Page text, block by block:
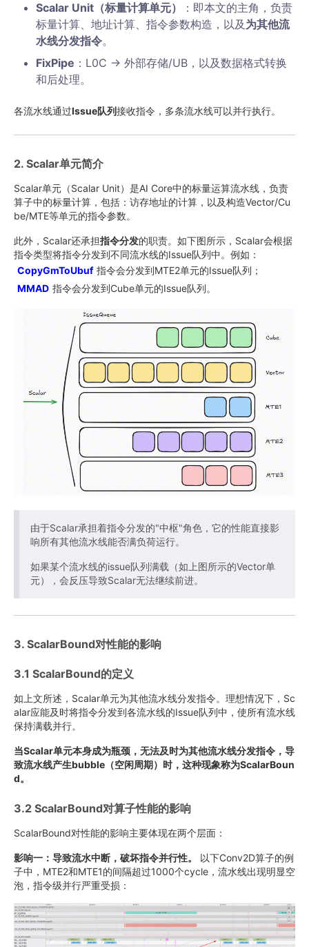
Scalar Unit（标量计算单元）
：即本文的主角，负责
标量计算、地址计算、指令参数构造，以及 为其他流
水线分发指令。
FixPipe ：L0C -> 外部存储/UB，以及数据格式转换
和后处理。
各流水线通过Issue队列接收指令，多条流水线可以并行执行。
2. Scalar单元简介
Scalar单元（Scalar Unit）是AI Core中的标量运算流水线，负责
算子中的标量计算，包括：访存地址的计算，以及构造Vector/Cu
be/MTE等单元的指令参数。
此外，Scalar还承担指令分发的职责。如下图所示，Scalar会根据
指令类型将指令分发到不同流水线的Issue队列中。例如：
CopyGmToUbuf 指令会分发到MTE2单元的Issue队列；
MMAD 指令会分发到Cube单元的Issue队列。
由于Scalar承担着指令分发的"中枢"角色，它的性能直接影
响所有其他流水线能否满负荷运行。
如果某个流水线的issue队列满载（如上图所示的Vector单
元），会反压导致Scalar无法继续前进。
3. ScalarBound对性能的影响
3.1 ScalarBound的定义
如上文所述，Scalar单元为其他流水线分发指令。理想情况下，Sc
alar应能及时将指令分发到各流水线的Issue队列中，使所有流水线
保持满载并行。
当Scalar单元本身成为瓶颈，无法及时为其他流水线分发指令，导
致流水线产生bubble（空闲周期）时，这种现象称为ScalarBoun
d。
3.2 ScalarBound对算子性能的影响
ScalarBound对性能的影响主要体现在两个层面：
影响一：导致流水中断，破坏指令并行性。
以下Conv2D算子的例
子中，MTE2和MTE1的间隔超过1000个cycle，流水线出现明显空
泡，指令级并行严重受损：